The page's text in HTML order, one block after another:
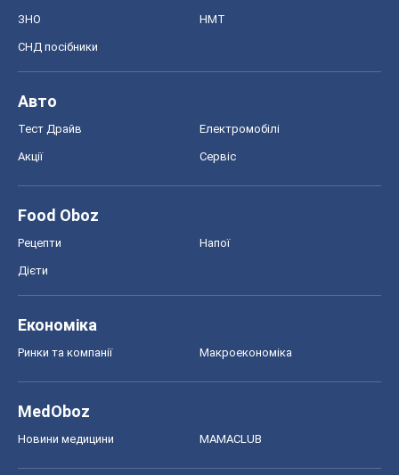
ЗНО НМТ
СНД посібники
Авто
Тест Драйв Електромобілі
Акції Сервіс
Food Oboz
Рецепти Напої
Дієти
Економіка
Ринки та компанії Макроекономіка
MedOboz
Новини медицини MAMACLUB